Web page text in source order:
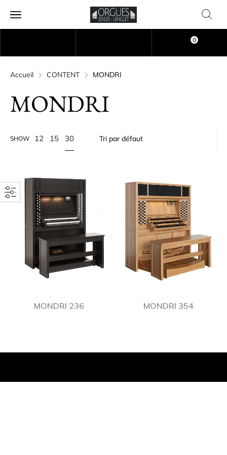
0
Accueil CONTENT MONDRI
MONDRI
SHOW 12 15 30
MONDRI 236 MONDRI 354